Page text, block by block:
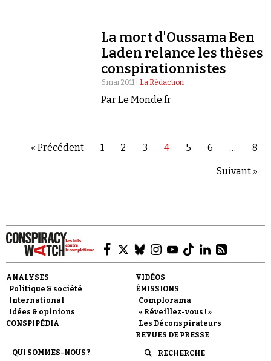
La mort d'Oussama Ben
Laden relance les thèses
conspirationnistes
6 mai 2011 | La Rédaction
Par Le Monde.fr
« Précédent 1 2 3 4 5 6 … 8
Suivant »
ANALYSES
Politique & société
International
Idées & opinions
CONSPIPÉDIA
VIDÉOS
ÉMISSIONS
Complorama
« Réveillez-vous ! »
Les Déconspirateurs
REVUES DE PRESSE
QUI SOMMES-NOUS ?
RECHERCHE